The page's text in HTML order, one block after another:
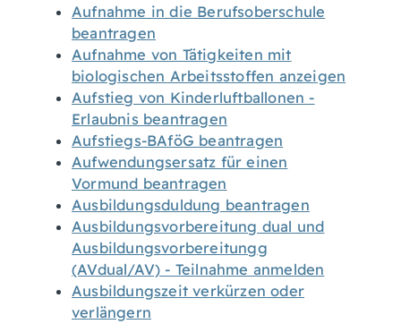
Aufnahme in die Berufsoberschule
beantragen
Aufnahme von Tätigkeiten mit
biologischen Arbeitsstoffen anzeigen
Aufstieg von Kinderluftballonen -
Erlaubnis beantragen
Aufstiegs-BAföG beantragen
Aufwendungsersatz für einen
Vormund beantragen
Ausbildungsduldung beantragen
Ausbildungsvorbereitung dual und
Ausbildungsvorbereitungg
(AVdual/AV) - Teilnahme anmelden
Ausbildungszeit verkürzen oder
verlängern